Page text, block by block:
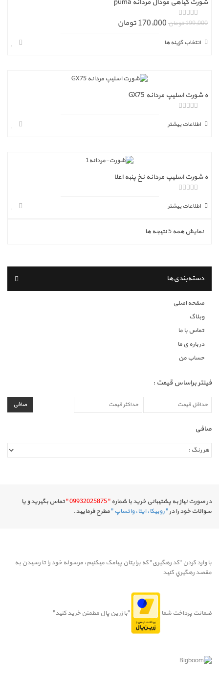
ا
199,000 تومان 170,000 تومان
انتخاب گزینه ها
ه شورت اسلیپ مردانه GX75
ز
5
اطلاعات بیشتر
ه شورت اسلیپ مردانه نخ پنبه اعلا
ز
5
اطلاعات بیشتر
نمایش همه 5 نتیجه ها
دسته‌بندی‌ها
صفحه اصلی
وبلاگ
تماس با ما
درباره ی ما
حساب من
فیلتر براساس قیمت :
صافی
صافی
در صورت نیاز به پشتیبانی خرید با شماره " 09932025875 "
تماس بگیرید و یا
سوالات خود را در" روبیکا، ایتا، واتساپ "مطرح فرمایید.
با وارد کردن "کد رهگیری" که برایتان پیامک میکنیم، مرسوله خود را تا رسيدن به
مقصد رهگيري کنيد
ضمانت پرداخت شما "با زرین پال مطمئن خرید کنید"